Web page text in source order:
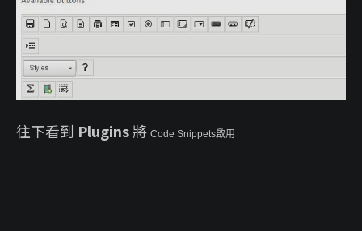
往下看到 Plugins將 Code Snippets啟用